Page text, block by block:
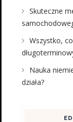
Skuteczne
Wszystko,
Nauka
działa?